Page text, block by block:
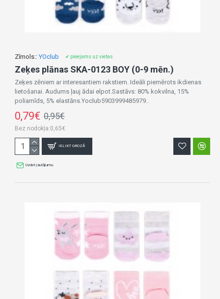
Zīmols:: YOclub ✔ pieejams uz vietas
Zeķes plānas SKA-0123 BOY (0-9 mēn.)
Zeķes zēniem ar interesantiem rakstiem. Ideāli piemērots ikdienas
lietošanai. Audums ļauj ādai elpot.Sastāvs: 80% kokvilna, 15%
poliamīds, 5% elastāns.Yoclub5903999485979..
0,79€ 0,95€
Bez nodokļa:0,65€
IELIKT GROZĀ
Uzdot jautājumu